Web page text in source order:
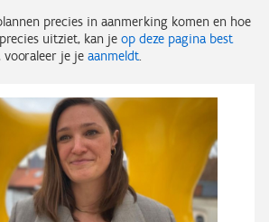
precies in aanmerking komen en hoe
uitziet, kan je op deze pagina best
vooraleer je je aanmeldt.